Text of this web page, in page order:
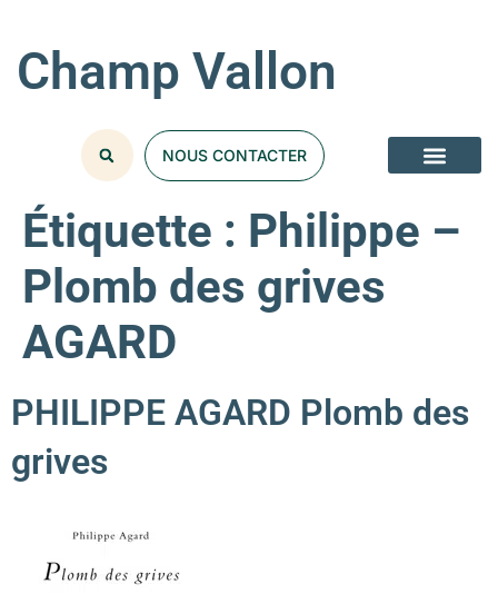
Champ Vallon
NOUS CONTACTER
Étiquette : Philippe –
Plomb des grives
AGARD
PHILIPPE AGARD Plomb des
grives